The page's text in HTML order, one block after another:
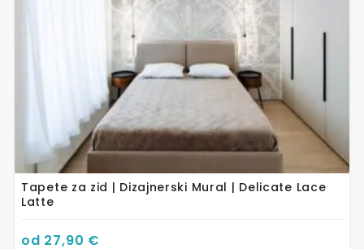
Tapete za zid | Dizajnerski Mural | Delicate Lace
Latte
od 27,90 €